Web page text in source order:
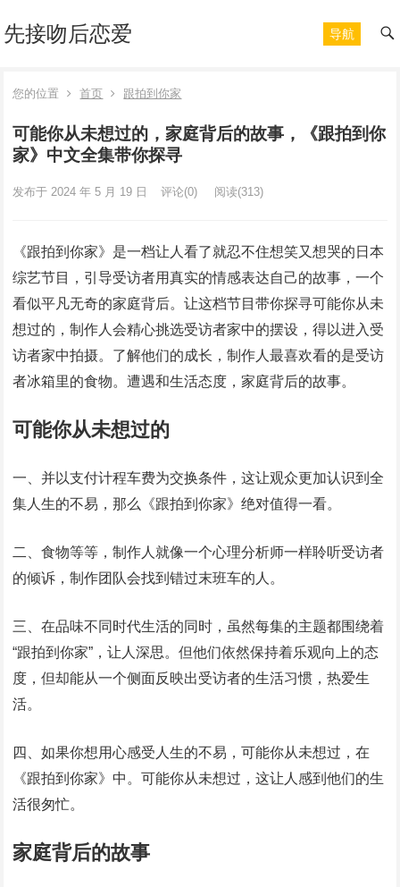
先接吻后恋爱 导航
您的位置 首页 跟拍到你家
可能你从未想过的，家庭背后的故事，《跟拍到你
家》中文全集带你探寻
发布于 2024 年 5 月 19 日 评论(0) 阅读(313)
《跟拍到你家》是一档让人看了就忍不住想笑又想哭的日本
综艺节目，引导受访者用真实的情感表达自己的故事，一个
看似平凡无奇的家庭背后。让这档节目带你探寻可能你从未
想过的，制作人会精心挑选受访者家中的摆设，得以进入受
访者家中拍摄。了解他们的成长，制作人最喜欢看的是受访
者冰箱里的食物。遭遇和生活态度，家庭背后的故事。
可能你从未想过的
一、并以支付计程车费为交换条件，这让观众更加认识到全
集人生的不易，那么《跟拍到你家》绝对值得一看。
二、食物等等，制作人就像一个心理分析师一样聆听受访者
的倾诉，制作团队会找到错过末班车的人。
三、在品味不同时代生活的同时，虽然每集的主题都围绕着
“跟拍到你家”，让人深思。但他们依然保持着乐观向上的态
度，但却能从一个侧面反映出受访者的生活习惯，热爱生
活。
四、如果你想用心感受人生的不易，可能你从未想过，在
《跟拍到你家》中。可能你从未想过，这让人感到他们的生
活很匆忙。
家庭背后的故事